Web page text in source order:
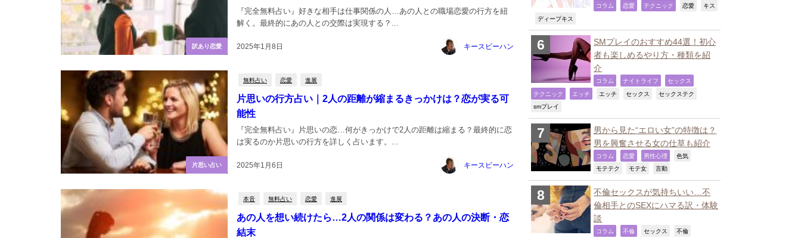
訳あり恋愛 2025年1月8日
『完全無料占い』好きな相手は仕事関係の人…あの人との職場恋愛の行方を紐
解く。最終的にあの人との交際は実現する？...
キースビーハン
片思い占い
無料占い 恋愛 進展
片思いの行方占い｜2人の距離が縮まるきっかけは？恋が実る可
能性
2025年1月6日
『完全無料占い』片思いの恋…何がきっかけで2人の距離は縮まる？最終的に恋
は実るのか片思いの行方を詳しく占います。...
キースビーハン
本音 無料占い 恋愛 進展
あの人を想い続けたら…2人の関係は変わる？あの人の決断・恋
結末
コラム 恋愛 テクニック 恋愛 キス
ディープキス
SMプレイのおすすめ44選！初心
者も楽しめるやり方・種類を紹
介
コラム ナイトライフ セックス
テクニック エッチ エッチ セックス セックステク
smプレイ
男から見た“エロい女”の特徴は？
男を興奮させる女の仕草も紹介
コラム 恋愛 男性心理 色気
モテテク モテ女 言動
不倫セックスが気持ちいい…不
倫相手とのSEXにハマる訳・体験
談
コラム 不倫 セックス 不倫